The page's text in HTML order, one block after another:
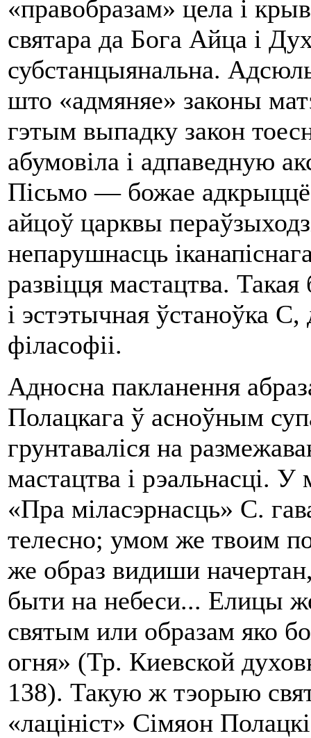
«правобразам» цела i
святара да Бога Айца i
субстанцыянальна.
што «адмяняе» законы
гэтым выпадку закон
абумовіла i адпаведную
Пісьмо — божае адкрыццё
айцоў царк­вы
непарушнасць
развіцця мастацтва.
i эстэтычная ўстаноўка С,
філасофіі.
Адносна пакланення
Полацкага ў асноўным
грунтаваліся на
мастацтва i рэальнасці. У
«Пра міласэрнасць» С.
телесно; умом же тво­им
же образ видиши
быти на небеси... Елицы
святым или образам яко
огня» (Тр. Киев­ской
138). Такую ж тэорыю
«лацініст» Сімяон